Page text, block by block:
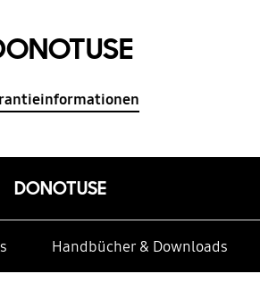
DONOTUSE
Handbücher & Downloads